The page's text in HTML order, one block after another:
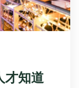
才知道